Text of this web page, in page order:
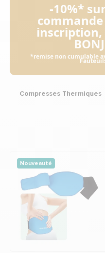
-10%*
inscription,
*remise non cumulable
Compresses Thermiques
Nouveauté